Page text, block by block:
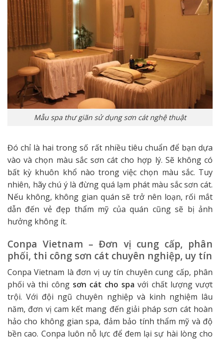
Mẫu spa thư giãn sử dụng sơn cát nghệ thuật
Đó chỉ là hai trong số rất nhiều tiêu chuẩn để bạn dựa
vào và chọn màu sắc sơn cát cho hợp lý. Sẽ không có
bất kỳ khuôn khổ nào trong việc chọn màu sắc. Tuy
nhiên, hãy chú ý là đừng quá lạm phát màu sắc sơn cát.
Nếu không, không gian quán sẽ trở nên loạn, rối mắt
dẫn đến vẻ đẹp thẩm mỹ của quán cũng sẽ bị ảnh
hưởng không ít.
Conpa Vietnam – Đơn vị cung cấp, phân
phối, thi công sơn cát chuyên nghiệp, uy tín
Conpa Vietnam là đơn vị uy tín chuyên cung cấp, phân
phối và thi công sơn cát cho spa với chất lượng vượt
trội. Với đội ngũ chuyên nghiệp và kinh nghiệm lâu
năm, đơn vị cam kết mang đến giải pháp sơn cát hoàn
hảo cho không gian spa, đảm bảo tính thẩm mỹ và độ
bền cao. Conpa luôn nỗ lực để đem lại sự hài lòng cho